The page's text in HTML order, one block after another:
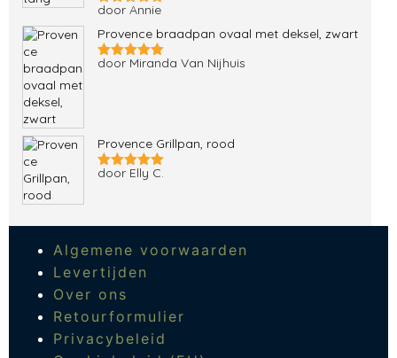
Gewaardeerd
door Annie
Provence braadpan ovaal met deksel, zwart
Gewaardeerd
door Miranda Van Nijhuis
Provence Grillpan, rood
Gewaardeerd
door Elly C.
Algemene voorwaarden
Levertijden
Over ons
Retourformulier
Privacybeleid